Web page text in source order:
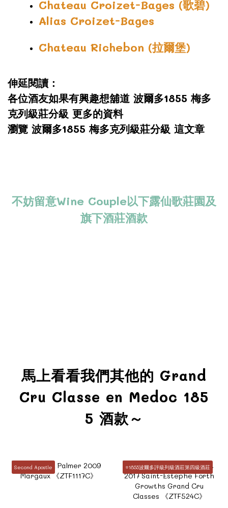
Chateau Croizet-Bages (歌碧)
Alias Croizet-Bages
Chateau Richebon (拉爾堡)
伸延閱讀：
各位酒友如果有興趣想舖道 波爾多1855 梅多
克列級莊分級 更多的資料
瀏覽 波爾多1855 梅多克列級莊分級 這文章
不妨留意Wine Couple以下露仙歌莊園及
旗下酒莊酒款
馬上看看我們其他的 Grand
Cru Classe en Medoc 185
5 酒款～
Second Apostle ⭐️1855波爾多評級列級酒莊第四級酒莊